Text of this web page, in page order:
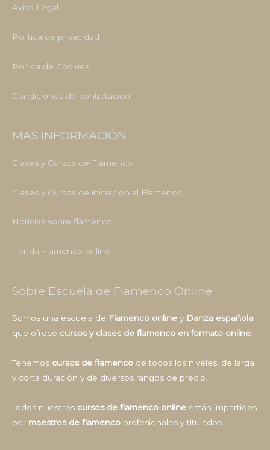
Aviso Legal
Política de privacidad
Poltica de Cookies
Condiciones de contratación
MÁS INFORMACIÓN
Clases y Cursos de Flamenco
Clases y Cursos de iniciación al Flamenco
Noticias sobre flamenco
Tienda Flamenco online
Sobre Escuela de Flamenco Online
Somos una escuela de Flamenco online y Danza española
que ofrece cursos y clases de flamenco en formato online
Tenemos cursos de flamenco de todos los niveles, de larga
y corta duración y de diversos rangos de precio.
Todos nuestros cursos de flamenco online están impartidos
por maestros de flamenco profesionales y titulados.